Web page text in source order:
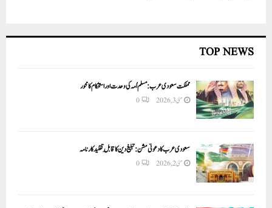
TOP NEWS
مملکت سعودی عرب: مسلم اُمہ کی وحدت اور استحکام کا محور
مئی 3, 2026 0
سعودی عرب کا دعوتی مشن: تبلیغ دین کا قابلِ تقلید کارنامہ
مئی 2, 2026 0